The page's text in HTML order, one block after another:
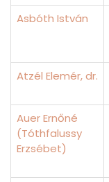
Asbóth István
Atzél Elemér, dr.
Auer Ernőné
(Tóthfalussy
Erzsébet)